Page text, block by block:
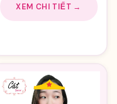
XEM CHI TIẾT →